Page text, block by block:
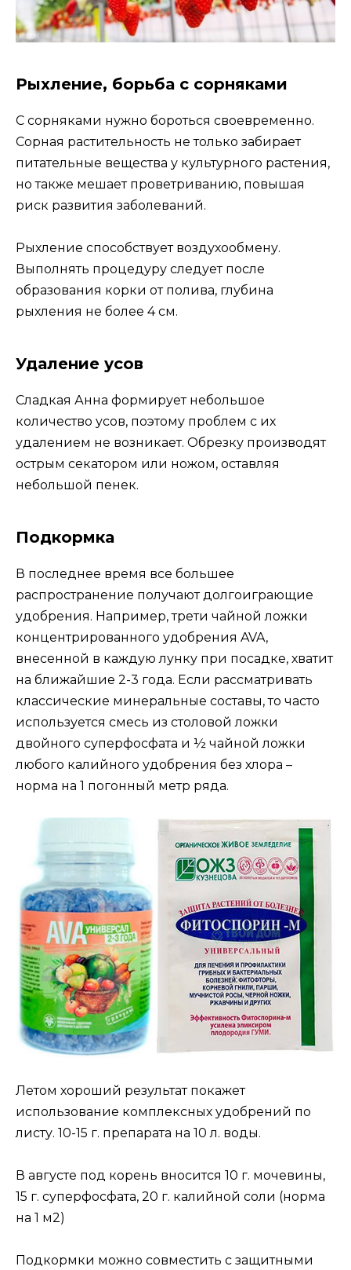
Рыхление, борьба с сорняками
С сорняками нужно бороться своевременно.
Сорная растительность не только забирает
питательные вещества у культурного растения,
но также мешает проветриванию, повышая
риск развития заболеваний.
Рыхление способствует воздухообмену.
Выполнять процедуру следует после
образования корки от полива, глубина
рыхления не более 4 см.
Удаление усов
Сладкая Анна формирует небольшое
количество усов, поэтому проблем с их
удалением не возникает. Обрезку производят
острым секатором или ножом, оставляя
небольшой пенек.
Подкормка
В последнее время все большее
распространение получают долгоиграющие
удобрения. Например, трети чайной ложки
концентрированного удобрения AVA,
внесенной в каждую лунку при посадке, хватит
на ближайшие 2-3 года. Если рассматривать
классические минеральные составы, то часто
используется смесь из столовой ложки
двойного суперфосфата и ½ чайной ложки
любого калийного удобрения без хлора –
норма на 1 погонный метр ряда.
Летом хороший результат покажет
использование комплексных удобрений по
листу. 10-15 г. препарата на 10 л. воды.
В августе под корень вносится 10 г. мочевины,
15 г. суперфосфата, 20 г. калийной соли (норма
на 1 м2)
Подкормки можно совместить с защитными